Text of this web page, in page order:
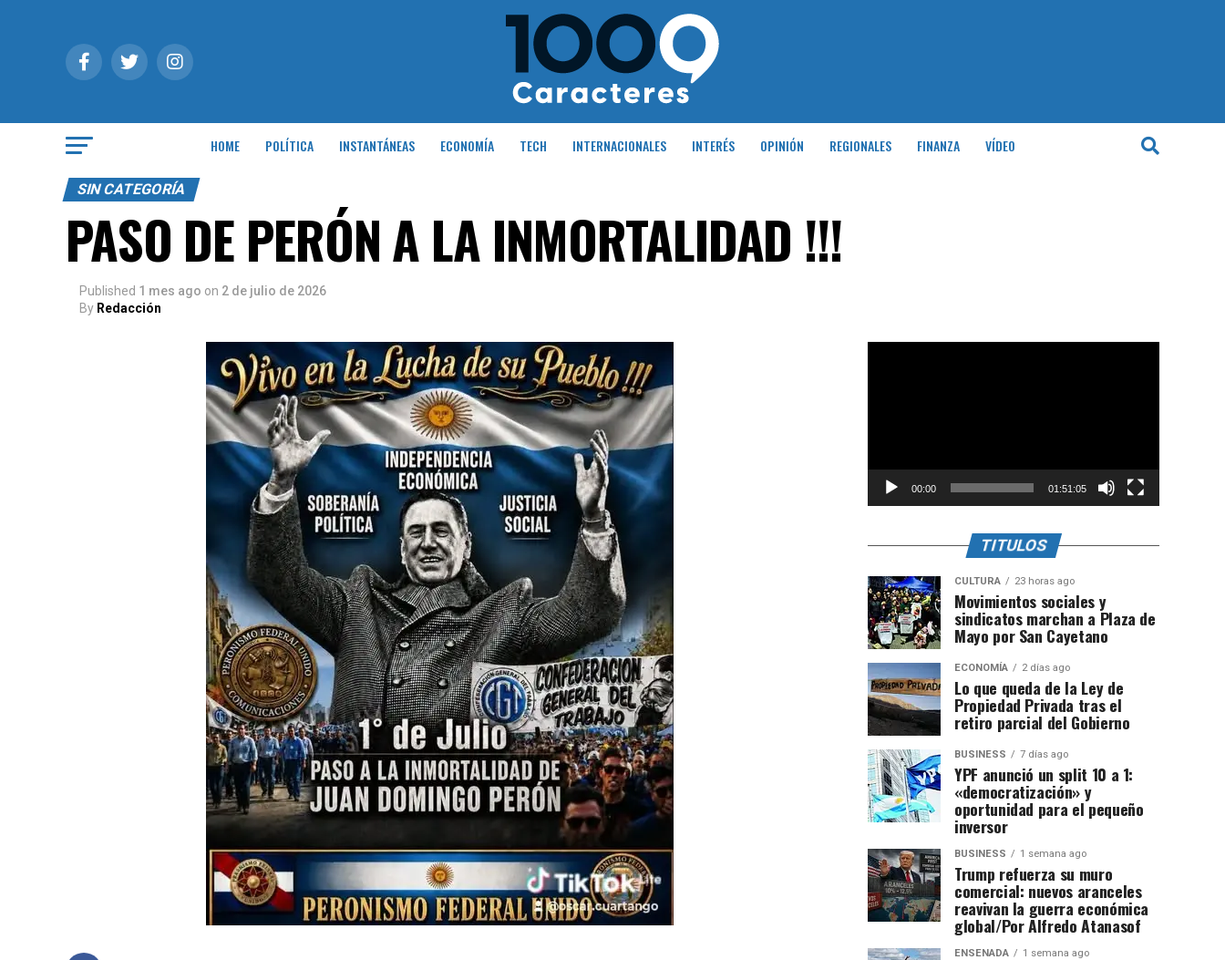
HOME POLÍTICA INSTANTÁNEAS ECONOMÍA TECH INTERNACIONALES INTERÉS OPINIÓN REGIONALES FINANZA VÍDEO
SIN CATEGORÍA
PASO DE PERÓN A LA INMORTALIDAD !!!
Published 1 mes ago on 2 de julio de 2026
By Redacción
Reproductor
00:00 01:51:05
TITULOS
CULTURA 23 horas ago
Movimientos sociales y
sindicatos marchan a Plaza de
Mayo por San Cayetano
ECONOMÍA 2 días ago
Lo que queda de la Ley de
Propiedad Privada tras el
retiro parcial del Gobierno
BUSINESS 7 días ago
YPF anunció un split 10 a 1:
«democratización» y
oportunidad para el pequeño
inversor
BUSINESS 1 semana ago
Trump refuerza su muro
comercial: nuevos aranceles
reavivan la guerra económica
global/Por Alfredo Atanasof
ENSENADA 1 semana ago